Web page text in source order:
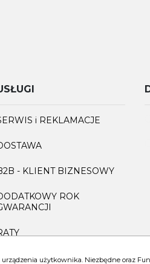
i REKLAMACJE
- KLIENT BIZNESOWY
ROK
użytkownika. Niezbędne oraz